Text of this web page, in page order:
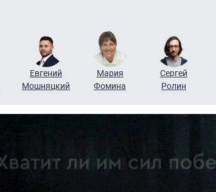
Евгений
Мошняцкий
Мария
Фомина
Сергей
Ролин